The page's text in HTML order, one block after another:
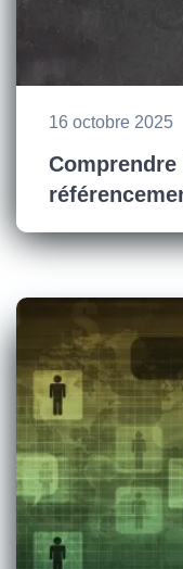
16 octobre 2025